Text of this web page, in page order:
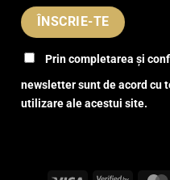
Prin completarea și
newsletter sunt de acord cu
utilizare ale acestui site.